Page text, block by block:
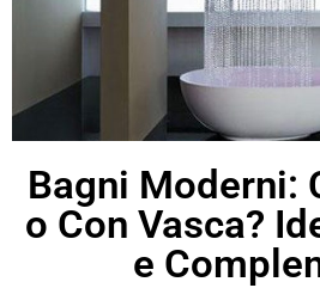
Bagni Moderni:
o Con Vasca?
e